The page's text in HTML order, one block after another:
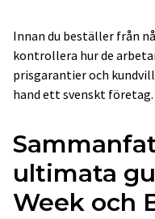
Innan du beställer från
kontrollera hur de
prisgarantier och
hand ett svenskt företag.
ultimata
Week och